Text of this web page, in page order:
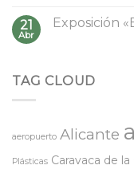
21
Abr
Exposición
TAG CLOUD
aeropuerto Alicante
Plásticas Caravaca de la